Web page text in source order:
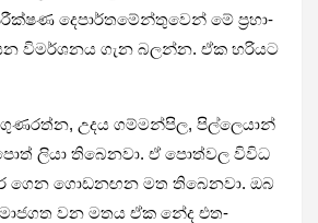
දෙපා­ර්ත­මේ­න්තු­වෙන් මේ ප්‍රහා­
විම­ර්ශ­නය ගැන බලන්න. ඒක හරි­යට
ගුණ­රත්න, උදය ගම්ම­න්පිල, පිල්ලෙ­යාන්
ලියා තිබෙ­නවා. ඒ පොත්වල විවිධ
ගෙන ගොඩ­න­ඟන මත තිබෙ­නවා. ඔබ
වන මතය ඒක නේද එත­